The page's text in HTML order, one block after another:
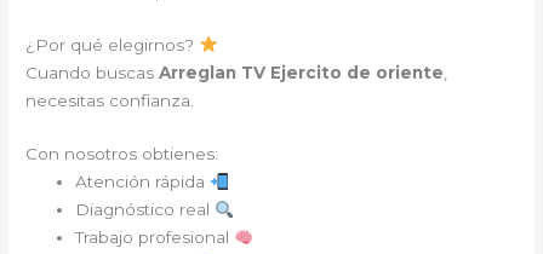
¿Por qué elegirnos?
Cuando buscasArreglan TV Ejercito de oriente
necesitas confianza.
Con nosotros obtienes:
Atención rápida
Diagnóstico real
Trabajo profesional